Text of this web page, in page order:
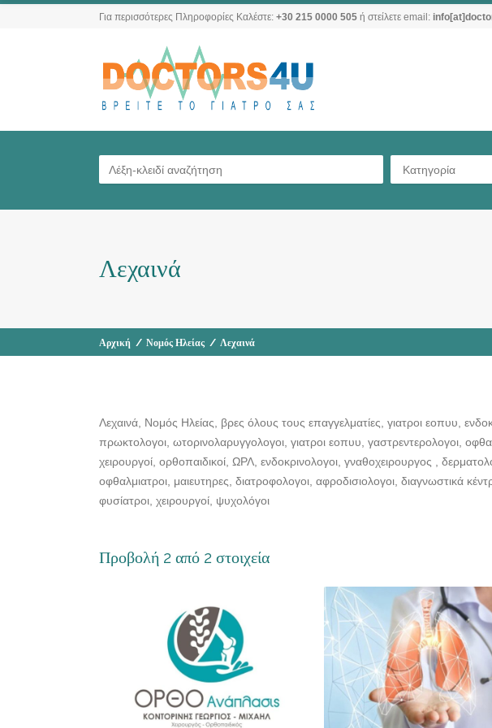
Για περισσότερες Πληροφορίες Καλέστε: +30 215 0000 505 ή στείλετε email:
Κατηγορία
Λεχαινά
Αρχική / Νομός Ηλείας / Λεχαινά
Λεχαινά, Νομός Ηλείας, βρες όλους τους επαγγελματίες, γιατροι εοπυυ,
πρωκτολογοι, ωτορινολαρυγγολογοι, γιατροι εοπυυ, γαστρεντερολογοι,
χειρουργοί, ορθοπαιδικοί, ΩΡΛ, ενδοκρινολογοι, γναθοχειρουργος ,
οφθαλμιατροι, μαιευτηρες, διατροφολογοι, αφροδισιολογοι, διαγνωστικά
φυσίατροι, χειρουργοί, ψυχολόγοι
Προβολή 2 από 2 στοιχεία